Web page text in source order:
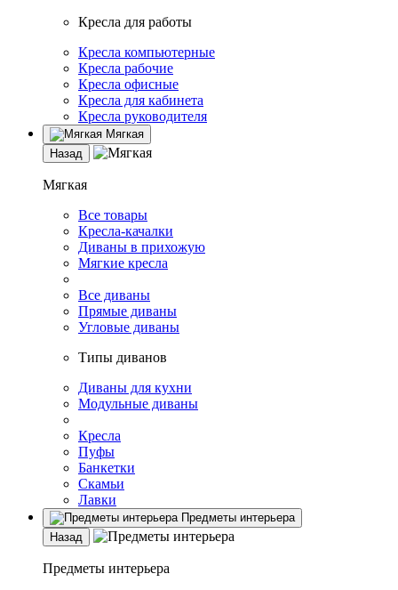
Кресла для работы
Кресла компьютерные
Кресла рабочие
Кресла офисные
Кресла для кабинета
Кресла руководителя
Мягкая
Назад
Мягкая
Все товары
Кресла-качалки
Диваны в прихожую
Мягкие кресла
Все диваны
Прямые диваны
Угловые диваны
Типы диванов
Диваны для кухни
Модульные диваны
Кресла
Пуфы
Банкетки
Скамьи
Лавки
Предметы интерьера
Назад
Предметы интерьера